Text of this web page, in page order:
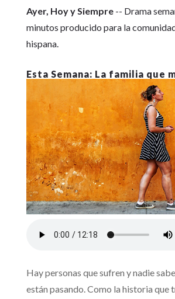
Ayer, Hoy y Siempre-- Drama
minutos producido para la
hispana.
La familia que
Hay personas que sufren y nadie
están pasando. Como la historia que